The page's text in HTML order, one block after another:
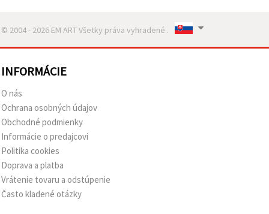
© 2004 - 2026 EM ART Všetky práva vyhradené..
INFORMÁCIE
O nás
Ochrana osobných údajov
Obchodné podmienky
Informácie o predajcovi
Politika cookies
Doprava a platba
Vrátenie tovaru a odstúpenie
Často kladené otázky